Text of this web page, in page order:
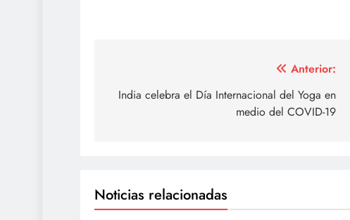
de
Anterior:
India celebra el Día Internacional del Yoga en
medio del COVID-19
Noticias relacionadas